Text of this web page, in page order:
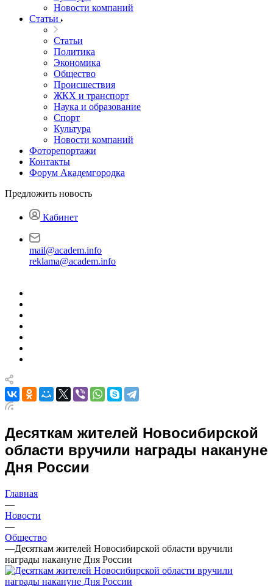
Новости компаний
Статьи
Статьи
Политика
Экономика
Общество
Происшествия
ЖКХ и транспорт
Наука и образование
Спорт
Культура
Новости компаний
Фоторепортажи
Контакты
Форум Академгородка
Предложить новость
Кабинет
mail@academ.info
reklama@academ.info
Десяткам жителей Новосибирской
области вручили награды накануне
Дня России
Главная
—
Новости
—
Общество
—Десяткам жителей Новосибирской области вручили
награды накануне Дня России